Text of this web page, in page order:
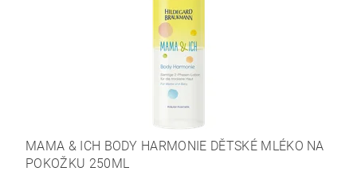
MAMA & ICH BODY HARMONIE DĚTSKÉ MLÉKO NA
POKOŽKU 250ML